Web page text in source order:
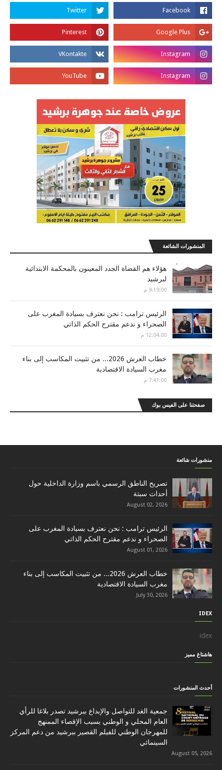
المنشورات الشائعة
هؤلاء هم القضاة الجدد المعينون بالمحكمة الابتدائية
لبرشيد
9:19:00 م
الرئيس ترامب : نحن نعترف بسيادة المغرب على
الصحراء و ندعم مقترح الحكم الذاتي
12:04:00 م
خطاب العرش 2026... من تثبيت المكاسب إلى بناء
مغرب السيادة الاقتصادية
7:41:00 م
صفحتنا على الفيس بوك
منشورات شائعة
تصريح الناطق الرسمي باسم وزارة الداخلية حول
أحداث سبتة
August 02, 2026
الرئيس ترامب : نحن نعترف بسيادة المغرب على
الصحراء و ندعم مقترح الحكم الذاتي
August 01, 2026
خطاب العرش 2026... من تثبيت المكاسب إلى بناء
مغرب السيادة الاقتصادية
July 30, 2026
IDEX
idex
هاشتاغ مميز
أحدث المنشورات
جمعية الغد للتواصل والإبداع ببرشيد تصدر بلاغا للرأي
العام المحلي و الوطني بسبب الإقصاء الممنهج
للمهرجان الوطني للفيلم القصير ببرشيد من دعم المركز
السينمائي
August 05, 2026